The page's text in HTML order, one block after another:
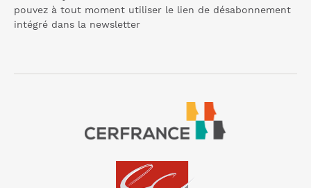
pouvez à tout moment utiliser le lien de désabonnement
intégré dans la newsletter